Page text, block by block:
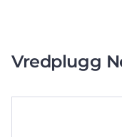
Vredplugg